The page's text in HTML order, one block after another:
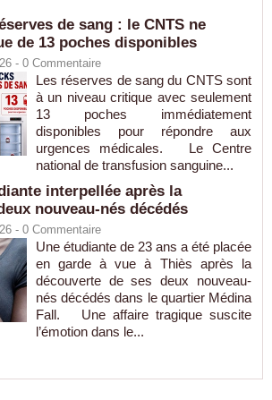
de sang : le CNTS ne
de 13 poches disponibles
- 0 Commentaire
Les réserves de sang du CNTS sont
à un niveau critique avec seulement
13 poches immédiatement
disponibles pour répondre aux
urgences médicales. Le Centre
national de transfusion sanguine...
interpellée après la
nouveau-nés décédés
- 0 Commentaire
Une étudiante de 23 ans a été placée
en garde à vue à Thiès après la
découverte de ses deux nouveau-
nés décédés dans le quartier Médina
Fall. Une affaire tragique suscite
l’émotion dans le...